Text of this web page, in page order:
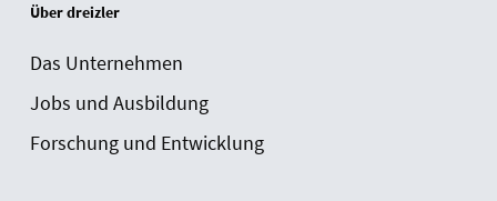
Über dreizler
Das Unternehmen
Jobs und Ausbildung
Forschung und Entwicklung